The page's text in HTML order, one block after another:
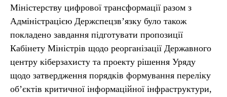
Міністерству цифрової трансформації разом з
Адміністрацією Держспецзв’язку було також
покладено завдання підготувати пропозиції
Кабінету Міністрів щодо реорганізації Державного
центру кіберзахисту та проекту рішення Уряду
щодо затвердження порядків формування переліку
об’єктів критичної інформаційної інфраструктури,